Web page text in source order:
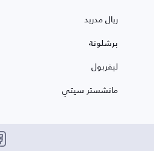
ريال مدريد
برشلونة
ليفربول
مانشستر سيتي